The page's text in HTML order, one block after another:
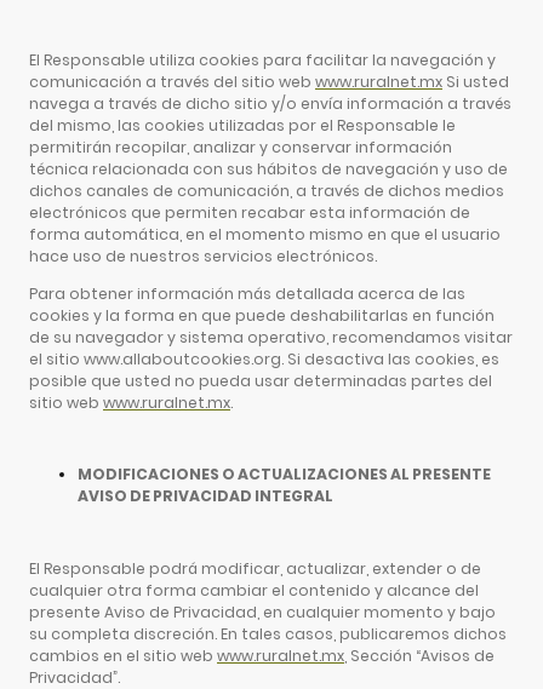
El Responsable utiliza cookies para facilitar la navegación y
comunicación a través del sitio web www.ruralnet.mx Si usted
navega a través de dicho sitio y/o envía información a través
del mismo, las cookies utilizadas por el Responsable le
permitirán recopilar, analizar y conservar información
técnica relacionada con sus hábitos de navegación y uso de
dichos canales de comunicación, a través de dichos medios
electrónicos que permiten recabar esta información de
forma automática, en el momento mismo en que el usuario
hace uso de nuestros servicios electrónicos.
Para obtener información más detallada acerca de las
cookies y la forma en que puede deshabilitarlas en función
de su navegador y sistema operativo, recomendamos visitar
el sitio www.allaboutcookies.org. Si desactiva las cookies, es
posible que usted no pueda usar determinadas partes del
sitio web www.ruralnet.mx.
MODIFICACIONES O ACTUALIZACIONES AL PRESENTE
AVISO DE PRIVACIDAD INTEGRAL
El Responsable podrá modificar, actualizar, extender o de
cualquier otra forma cambiar el contenido y alcance del
presente Aviso de Privacidad, en cualquier momento y bajo
su completa discreción. En tales casos, publicaremos dichos
cambios en el sitio web www.ruralnet.mx , Sección “Avisos de
Privacidad”.